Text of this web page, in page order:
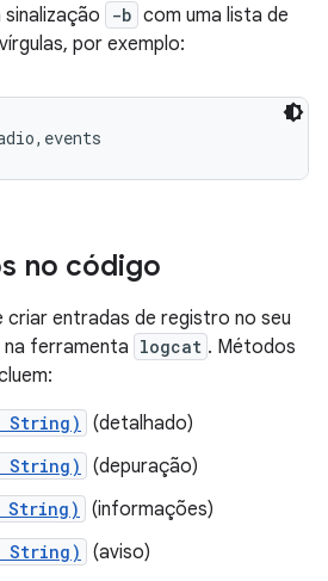
sinalização -b com uma lista de
por exemplo:
no código
criar entradas de registro no seu
ferramenta logcat . Métodos
String) (detalhado)
String) (depuração)
String) (informações)
String) (aviso)